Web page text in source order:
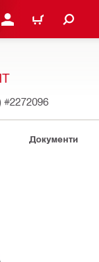
АБО
КОШИК
#2272096
Документи